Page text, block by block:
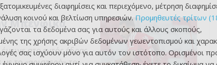
Μπενφίκα
στο εντός έδρας
το «αριστερό» το
διαφημίσεις και περιεχόμενο, μέτρηση
κοινού και βελτίωση υπηρεσιών. Προμηθευτές τρίτων
τα δεδομένα σας για αυτούς και άλλους σκοπούς,
της χρήσης ακριβών δεδομένων γεωεντοπισμού και
σας ισχύουν μόνο για αυτόν τον ιστότοπο. Ορισμένοι